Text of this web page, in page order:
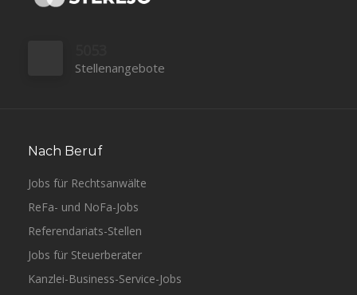
Stellenangebote
Nach Beruf
Jobs für Rechtsanwälte
ReFa- und NoFa-Jobs
Referendariats-Stellen
Jobs für Steuerberater
Kanzlei-Business-Service-Jobs